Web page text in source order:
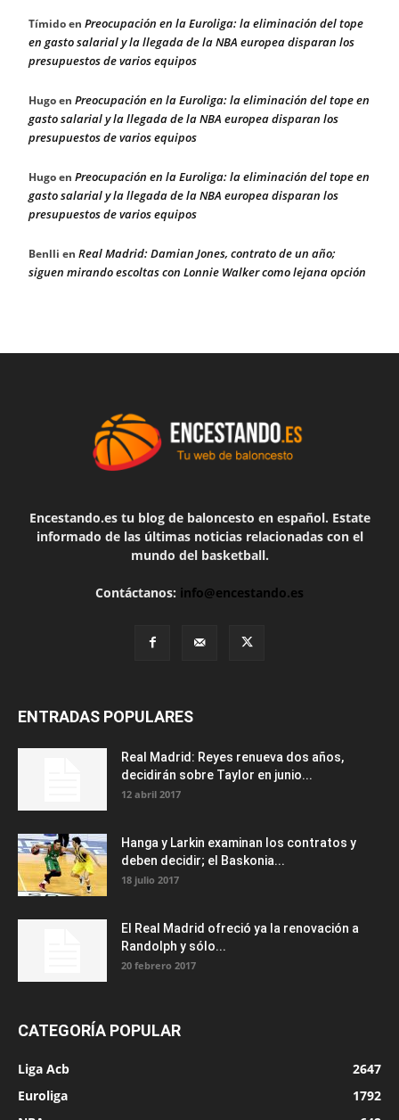
Tímidoen Preocupación en la Euroliga: la eliminación del tope
en gasto salarial y la llegada de la NBA europea disparan los
presupuestos de varios equipos
Hugoen Preocupación en la Euroliga: la eliminación del tope en
gasto salarial y la llegada de la NBA europea disparan los
presupuestos de varios equipos
Hugoen Preocupación en la Euroliga: la eliminación del tope en
gasto salarial y la llegada de la NBA europea disparan los
presupuestos de varios equipos
Benlli en Real Madrid: Damian Jones, contrato de un año;
siguen mirando escoltas con Lonnie Walker como lejana opción
Encestando.es tu blog de baloncesto en español. Estate
informado de las últimas noticias relacionadas con el
mundo del basketball.
Contáctanos: info@encestando.es
ENTRADAS POPULARES
Real Madrid: Reyes renueva dos años,
decidirán sobre Taylor en junio...
12 abril 2017
Hanga y Larkin examinan los contratos y
deben decidir; el Baskonia...
18 julio 2017
El Real Madrid ofreció ya la renovación a
Randolph y sólo...
20 febrero 2017
CATEGORÍA POPULAR
Liga Acb
2647
Euroliga
1792